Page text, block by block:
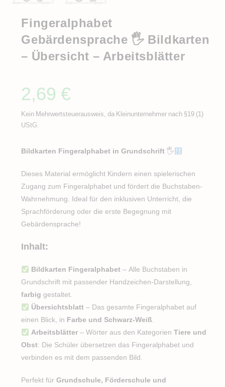
Fingeralphabet
Gebärdensprache 🖐️ Bildkarten
– Übersicht – Arbeitsblätter
2,69€
Kein Mehrwertsteuerausweis, da Kleinunternehmer nach §19 (1)
UStG.
Bildkarten Fingeralphabet in Grundschrift 🖐
Dieses Material ermöglicht Kindern einen spielerischen
Zugang zum Fingeralphabet und fördert die Buchstaben-
Wahrnehmung. Ideal für den inklusiven Unterricht, die
Sprachförderung oder die erste Begegnung mit
Gebärdensprache!
Inhalt:
Bildkarten Fingeralphabet – Alle Buchstaben in
Grundschrift mit passender Handzeichen-Darstellung,
farbig gestaltet.
Übersichtsblatt – Das gesamte Fingeralphabet auf
einen Blick, in Farbe und Schwarz-Weiß.
Arbeitsblätter – Wörter aus den KategorienTiere und
Obst: Die Schüler übersetzen das Fingeralphabet und
verbinden es mit dem passenden Bild.
Perfekt fürGrundschule, Förderschule und